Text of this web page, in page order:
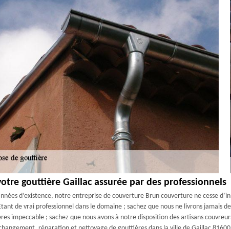
gouttière Gaillac assurée par des professionnels
d’existence, notre entreprise de couverture Brun couverture ne cesse
de vrai professionnel dans le domaine ; sachez que nous ne livrons
impeccable ; sachez que nous avons à notre disposition des artisans